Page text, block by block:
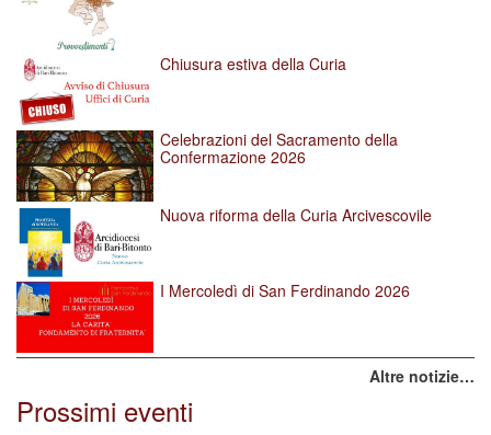
Chiusura estiva della Curia
Celebrazioni del Sacramento della
Confermazione 2026
Nuova riforma della Curia Arcivescovile
I Mercoledì di San Ferdinando 2026
Altre notizie…
Prossimi eventi